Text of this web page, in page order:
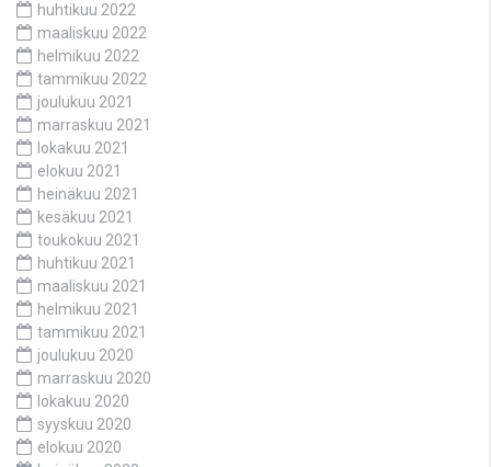
huhtikuu 2022
maaliskuu 2022
helmikuu 2022
tammikuu 2022
joulukuu 2021
marraskuu 2021
lokakuu 2021
elokuu 2021
heinäkuu 2021
kesäkuu 2021
toukokuu 2021
huhtikuu 2021
maaliskuu 2021
helmikuu 2021
tammikuu 2021
joulukuu 2020
marraskuu 2020
lokakuu 2020
syyskuu 2020
elokuu 2020